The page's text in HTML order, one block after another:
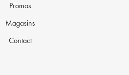
Promos
Magasins
Contact